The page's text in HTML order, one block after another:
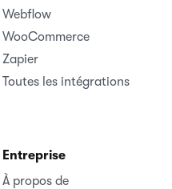
Webflow
WooCommerce
Zapier
Toutes les intégrations
Entreprise
À propos de